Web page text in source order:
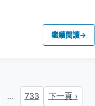
繼續閱讀→
... 733 下一頁 ›